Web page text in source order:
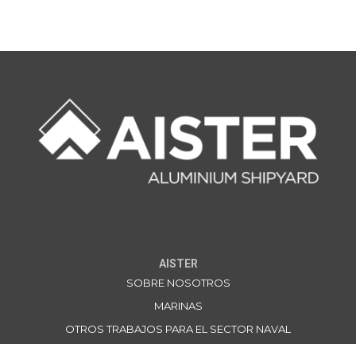
AISTER
SOBRE NOSOTROS
MARINAS
OTROS TRABAJOS PARA EL SECTOR NAVAL